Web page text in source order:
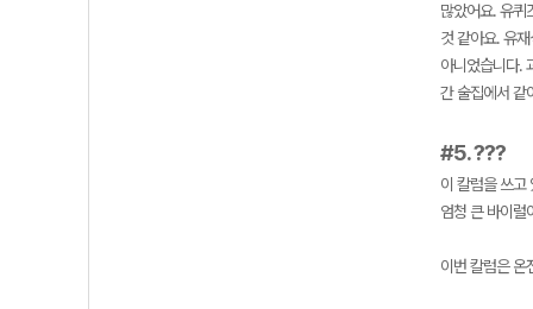
많았어요. 유퀴
것 같아요. 유
아니었습니다.
간 술집에서 같
#5. ???
이 칼럼을 쓰고
엄청 큰 바이럴
이번 칼럼은 온